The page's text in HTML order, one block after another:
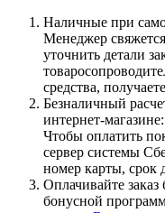
Наличные при
Менеджер
уточнить детали
средства,
Безналичный
интернет-
Чтобы оплатить
сервер системы
номер карты, срок
Оплачивайте
бонусной